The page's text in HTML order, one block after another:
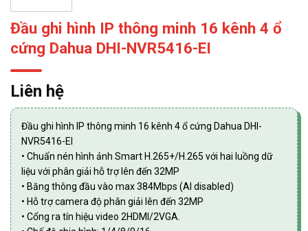
Đầu ghi hình IP thông minh 16 kênh 4 ổ
cứng Dahua DHI-NVR5416-EI
Liên hệ
Đầu ghi hình IP thông minh 16 kênh 4 ổ cứng Dahua DHI-
NVR5416-EI
• Chuẩn nén hình ảnh Smart H.265+/H.265 với hai luồng dữ
liệu với phân giải hỗ trợ lên đến 32MP
• Băng thông đầu vào max 384Mbps (AI disabled)
• Hỗ trợ camera độ phân giải lên đến 32MP
• Cổng ra tín hiệu video 2HDMI/2VGA.